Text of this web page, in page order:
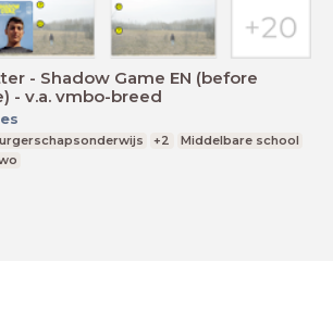
- Shadow Game EN (before
- v.a. vmbo-breed
+2
Middelbare school